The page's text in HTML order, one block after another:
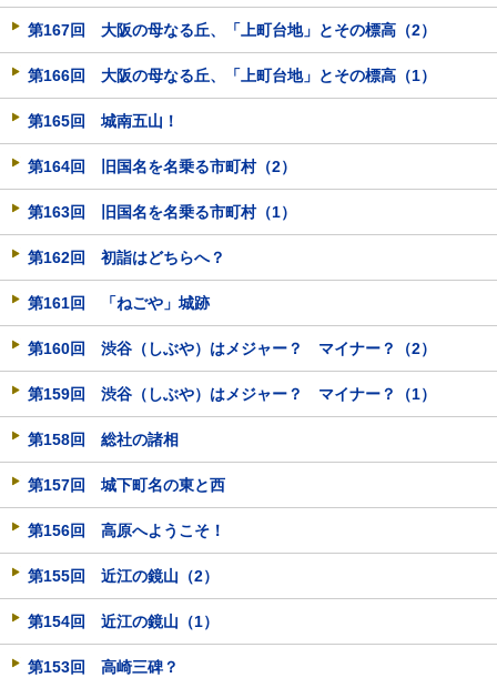
第167回 大阪の母なる丘、「上町台地」とその標高（2）
第166回 大阪の母なる丘、「上町台地」とその標高（1）
第165回 城南五山！
第164回 旧国名を名乗る市町村（2）
第163回 旧国名を名乗る市町村（1）
第162回 初詣はどちらへ？
第161回 「ねごや」城跡
第160回 渋谷（しぶや）はメジャー？ マイナー？（2）
第159回 渋谷（しぶや）はメジャー？ マイナー？（1）
第158回 総社の諸相
第157回 城下町名の東と西
第156回 高原へようこそ！
第155回 近江の鏡山（2）
第154回 近江の鏡山（1）
第153回 高崎三碑？